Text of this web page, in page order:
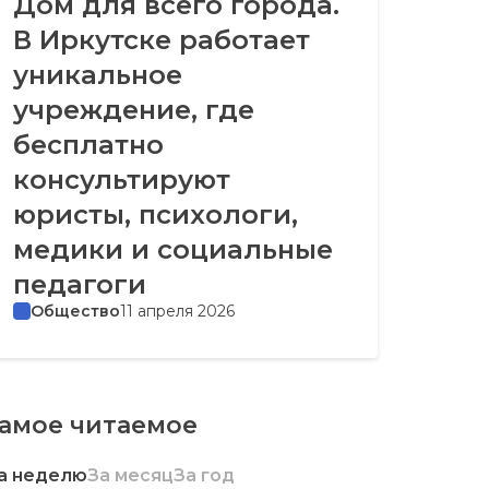
В Иркутске работает
уникальное
учреждение, где
бесплатно
консультируют
юристы, психологи,
медики и социальные
педагоги
Общество11 апреля 2026
читаемое
неделюЗа месяцЗа год